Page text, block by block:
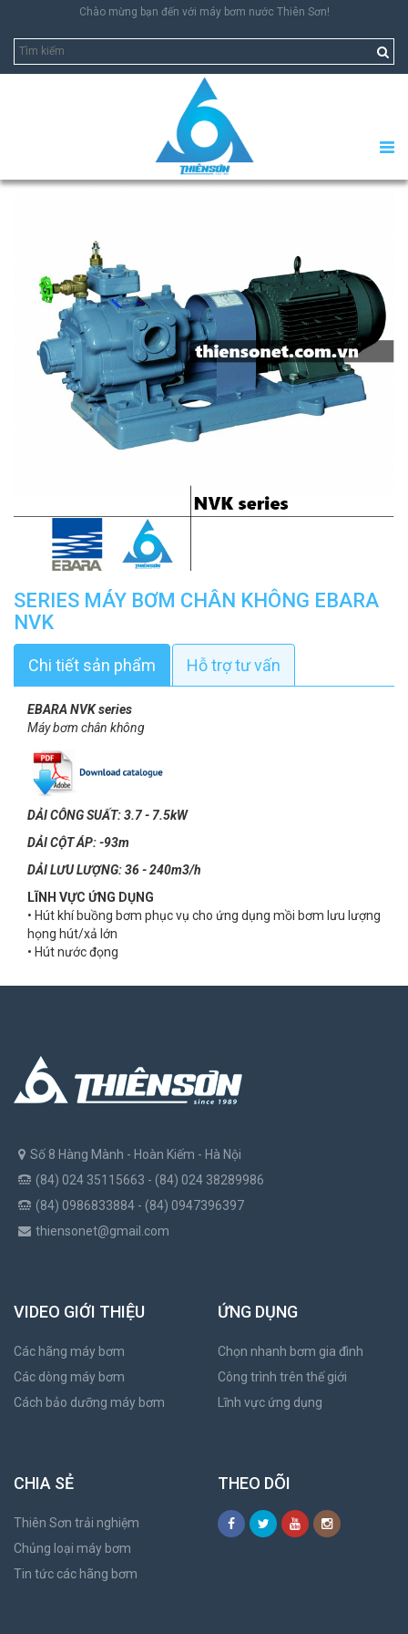
Chào mừng bạn đến với máy bơm nước Thiên Sơn!
SERIES MÁY BƠM CHÂN KHÔNG EBARA
NVK
Chi tiết sản phẩm Hỗ trợ tư vấn
EBARA NVK series
Máy bơm chân không
DẢI CÔNG SUẤT: 3.7 - 7.5kW
DẢI CỘT ÁP: -93m
DẢI LƯU LƯỢNG: 36 - 240m3/h
LĨNH VỰC ỨNG DỤNG
• Hút khí buồng bơm phục vụ cho ứng dụng mồi bơm lưu lượng
họng hút/xả lớn
• Hút nước đọng
Số 8 Hàng Mành - Hoàn Kiếm - Hà Nội
(84) 024 35115663 - (84) 024 38289986
(84) 0986833884 - (84) 0947396397
thiensonet@gmail.com
VIDEO GIỚI THIỆU
Các hãng máy bơm
Các dòng máy bơm
Cách bảo dưỡng máy bơm
ỨNG DỤNG
Chọn nhanh bơm gia đình
Công trình trên thế giới
Lĩnh vực ứng dụng
CHIA SẺ
Thiên Sơn trải nghiệm
Chủng loại máy bơm
Tin tức các hãng bơm
THEO DÕI